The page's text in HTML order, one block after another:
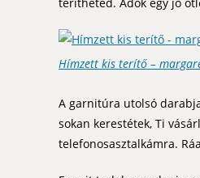
Hímzett kis terítő –
A garnitúra utolsó
sokan kerestétek, Ti
telefonosasztalkámra.